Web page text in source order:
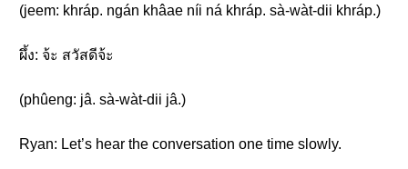
(jeem: khráp. ngán khâae níi ná khráp. sà-wàt-dii khráp.)
ผึ้ง: จ้ะ สวัสดีจ้ะ
(phûeng: jâ. sà-wàt-dii jâ.)
Ryan: Let’s hear the conversation one time slowly.